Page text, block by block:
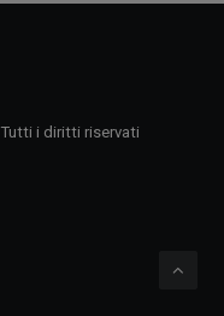
i diritti riservati